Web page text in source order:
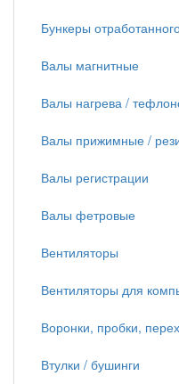
Бункеры
Валы магнитные
Валы нагрева /
Валы прижимные /
Валы регистрации
Валы фетровые
Вентиляторы
Вентиляторы для
Воронки, пробки,
Втулки / бушинги